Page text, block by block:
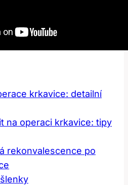
krkavice: detailní
na operaci krkavice: tipy
rekonvalescence po